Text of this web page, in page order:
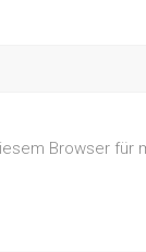
Browser